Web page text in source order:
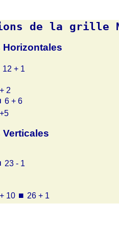
de la grille
12 + 1
2
6 + 6
23 - 1
10 ⏹ 26 + 1